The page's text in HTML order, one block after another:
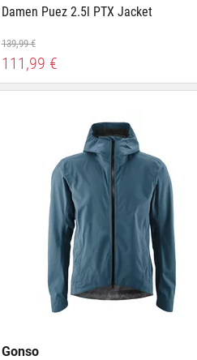
Damen Puez 2.5l PTX Jacket
139,99 €
111,99 €
Gonso